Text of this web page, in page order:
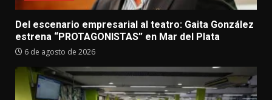
Del escenario empresarial al teatro: Gaita González
estrena “PROTAGONISTAS” en Mar del Plata
6 de agosto de 2026